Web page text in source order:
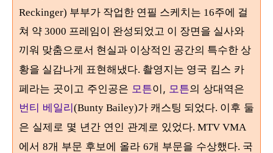
Reckinger) 부부가 작업한 연필 스케치는 16주에 걸
쳐 약 3000 프레임이 완성되었고 이 장면을 실사와
끼워 맞춤으로서 현실과 이상적인 공간의 특수한 상
황을 실감나게 표현해냈다. 촬영지는 영국 킴스 카
페라는 곳이고 주인공은 모튼이, 모튼의 상대역은
번티 베일리(Bunty Bailey)가 캐스팅 되었다. 이후 둘
은 실제로 몇 년간 연인 관계로 있었다. MTV VMA
에서 8개 부문 후보에 올라 6개 부문을 수상했다. 국